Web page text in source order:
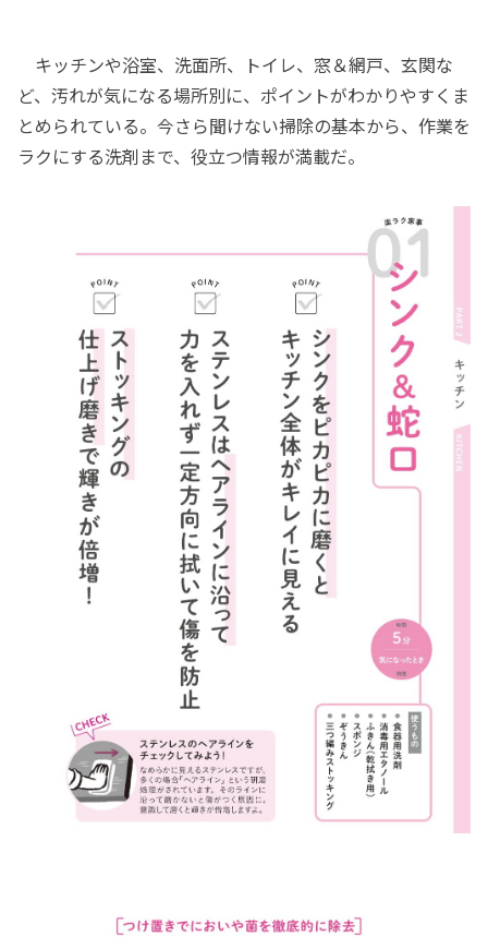
キッチンや浴室、洗面所、トイレ、窓＆網戸、玄関な
ど、汚れが気になる場所別に、ポイントがわかりやすくま
とめられている。今さら聞けない掃除の基本から、作業を
ラクにする洗剤まで、役立つ情報が満載だ。